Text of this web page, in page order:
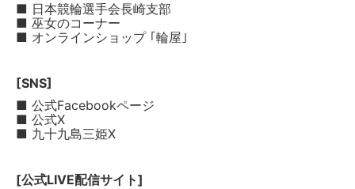
■ 日本競輪選手会長崎支部
■ 巫女のコーナー
■ オンラインショップ ｢輪屋｣
[SNS]
■ 公式Facebookページ
■ 公式X
■ 九十九島三姫X
[公式LIVE配信サイト]